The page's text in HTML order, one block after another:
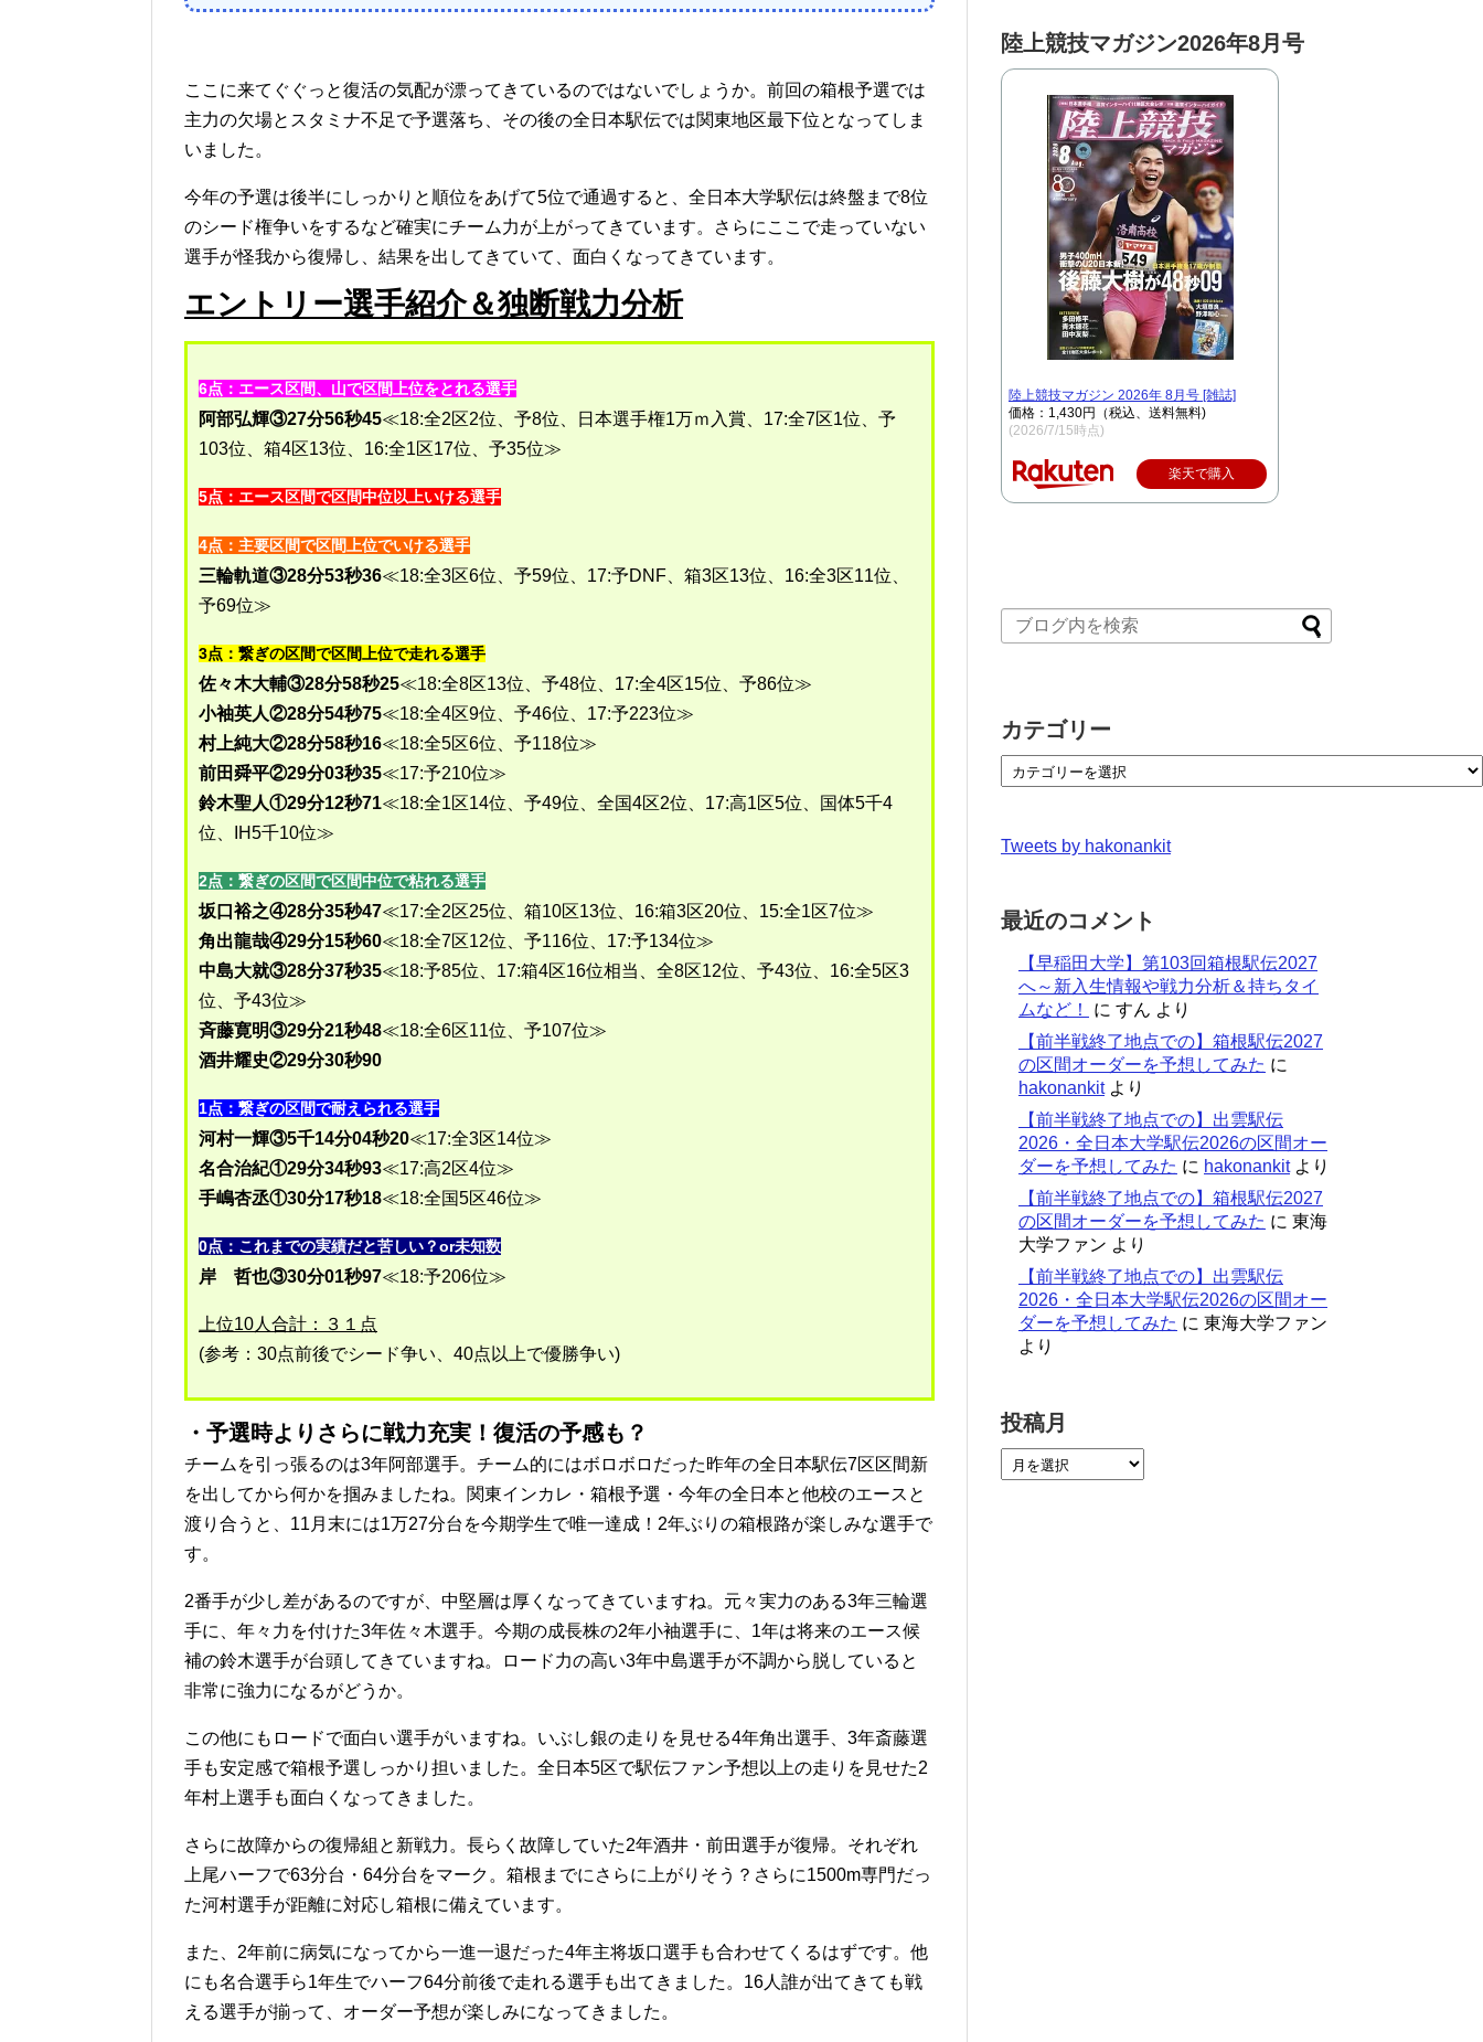
ここに来てぐぐっと復活の気配が漂ってきているのではないでしょうか。前回の箱根予選では
主力の欠場とスタミナ不足で予選落ち、その後の全日本駅伝では関東地区最下位となってしま
いました。
今年の予選は後半にしっかりと順位をあげて5位で通過すると、全日本大学駅伝は終盤まで8位
のシード権争いをするなど確実にチーム力が上がってきています。さらにここで走っていない
選手が怪我から復帰し、結果を出してきていて、面白くなってきています。
エントリー選手紹介＆独断戦力分析
6点：エース区間、山で区間上位をとれる選手
阿部弘輝③27分56秒45≪18:全2区2位、予8位、日本選手権1万ｍ入賞、17:全7区1位、予
103位、箱4区13位、16:全1区17位、予35位≫
5点：エース区間で区間中位以上いける選手
4点：主要区間で区間上位でいける選手
三輪軌道③28分53秒36≪18:全3区6位、予59位、17:予DNF、箱3区13位、16:全3区11位、
予69位≫
3点：繋ぎの区間で区間上位で走れる選手
佐々木大輔③28分58秒25≪18:全8区13位、予48位、17:全4区15位、予86位≫
小袖英人②28分54秒75≪18:全4区9位、予46位、17:予223位≫
村上純大②28分58秒16≪18:全5区6位、予118位≫
前田舜平②29分03秒35≪17:予210位≫
鈴木聖人①29分12秒71≪18:全1区14位、予49位、全国4区2位、17:高1区5位、国体5千4
位、IH5千10位≫
2点：繋ぎの区間で区間中位で粘れる選手
坂口裕之④28分35秒47≪17:全2区25位、箱10区13位、16:箱3区20位、15:全1区7位≫
角出龍哉④29分15秒60≪18:全7区12位、予116位、17:予134位≫
中島大就③28分37秒35≪18:予85位、17:箱4区16位相当、全8区12位、予43位、16:全5区3
位、予43位≫
斉藤寛明③29分21秒48≪18:全6区11位、予107位≫
酒井耀史②29分30秒90
1点： 繋ぎの区間で耐えられる選手
河村一輝③5千14分04秒20≪17:全3区14位≫
名合治紀①29分34秒93≪17:高2区4位≫
手嶋杏丞①30分17秒18≪18:全国5区46位≫
0点： これまでの実績だと苦しい？or未知数
岸 哲也③30分01秒97≪18:予206位≫
上位10人合計：３１点
(参考：30点前後でシード争い、40点以上で優勝争い)
・予選時よりさらに戦力充実！復活の予感も？
チームを引っ張るのは3年阿部選手。チーム的にはボロボロだった昨年の全日本駅伝7区区間新
を出してから何かを掴みましたね。関東インカレ・箱根予選・今年の全日本と他校のエースと
渡り合うと、11月末には1万27分台を今期学生で唯一達成！2年ぶりの箱根路が楽しみな選手で
す。
2番手が少し差があるのですが、中堅層は厚くなってきていますね。元々実力のある3年三輪選
手に、年々力を付けた3年佐々木選手。今期の成長株の2年小袖選手に、1年は将来のエース候
補の鈴木選手が台頭してきていますね。ロード力の高い3年中島選手が不調から脱していると
非常に強力になるがどうか。
この他にもロードで面白い選手がいますね。いぶし銀の走りを見せる4年角出選手、3年斎藤選
手も安定感で箱根予選しっかり担いました。全日本5区で駅伝ファン予想以上の走りを見せた2
年村上選手も面白くなってきました。
さらに故障からの復帰組と新戦力。長らく故障していた2年酒井・前田選手が復帰。それぞれ
上尾ハーフで63分台・64分台をマーク。箱根までにさらに上がりそう？さらに1500m専門だっ
た河村選手が距離に対応し箱根に備えています。
また、2年前に病気になってから一進一退だった4年主将坂口選手も合わせてくるはずです。他
にも名合選手ら1年生でハーフ64分前後で走れる選手も出てきました。16人誰が出てきても戦
える選手が揃って、オーダー予想が楽しみになってきました。
陸上競技マガジン2026年8月号
陸上競技マガジン 2026年 8月号 [雑誌]
価格：1,430円（税込、送料無料)
(2026/7/15時点)
楽天で購入
カテゴリー
Tweets by hakonankit
最近のコメント
【早稲田大学】第103回箱根駅伝2027
へ～新入生情報や戦力分析＆持ちタイ
ムなど！
に すん より
【前半戦終了地点での】箱根駅伝2027
の区間オーダーを予想してみた に
hakonankitより
【前半戦終了地点での】出雲駅伝
2026・全日本大学駅伝2026の区間オー
ダーを予想してみた に hakonankitより
【前半戦終了地点での】箱根駅伝2027
の区間オーダーを予想してみた に 東海
大学ファン より
【前半戦終了地点での】出雲駅伝
2026・全日本大学駅伝2026の区間オー
ダーを予想してみた に 東海大学ファン
より
投稿月